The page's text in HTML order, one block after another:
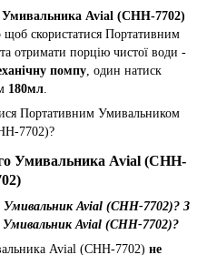
Avial (CHH-7702)
щоб скористатися Портативним
отримати порцію чистої води -
помпу, один натиск
180мл.
Умивальника Avial (CHH-
Avial (CHH-7702)? З
Avial (CHH-7702)?
Avial (CHH-7702) не